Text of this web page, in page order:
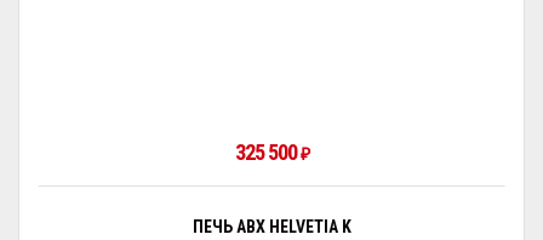
325 500₽
ПЕЧЬ ABX HELVETIA K